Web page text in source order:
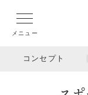
メニュー
コンセプト